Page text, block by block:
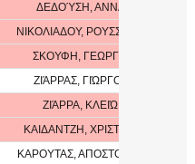
ΔΕΔΟΎΣΗ, ΑΝΝΑ
ΝΙΚΟΛΙΑΔΟΥ, ΡΟΥΣΣΕΤΙΑ
ΣΚΟΥΦΗ, ΓΕΩΡΓΙΑ
ΖΙΆΡΡΑΣ, ΓΙΏΡΓΟΣ
ΖΙΆΡΡΑ, ΚΛΕΙΏ
ΚΑΙΔΑΝΤΖΗ, ΧΡΙΣΤΙΝΑ
ΚΑΡΟΥΤΑΣ, ΑΠΟΣΤΟΛΟΣ